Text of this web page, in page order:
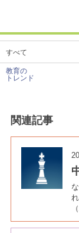
すべて
教育の
トレンド
関連記事